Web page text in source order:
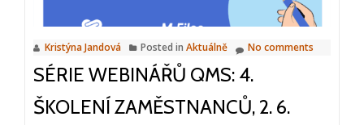
30.
11.
2022,
10:20
Kristýna Jandová Posted in Aktuálně No comments
SÉRIE WEBINÁŘŮ QMS: 4.
ŠKOLENÍ ZAMĚSTNANCŮ, 2. 6.